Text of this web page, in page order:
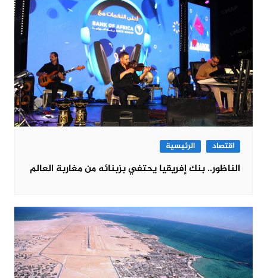
اقتصاد الرئيسية
الناظور.. بنك إفريقيا يحتفي بزبنائه من مغاربة العالم